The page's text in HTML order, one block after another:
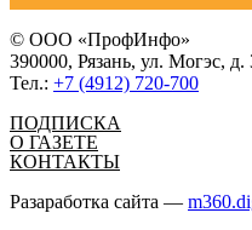
© ООО «ПрофИнфо»
390000, Рязань, ул. Могэс, д.
Тел.: +7 (4912) 720-700
ПОДПИСКА
О ГАЗЕТЕ
КОНТАКТЫ
Разаработка сайта —